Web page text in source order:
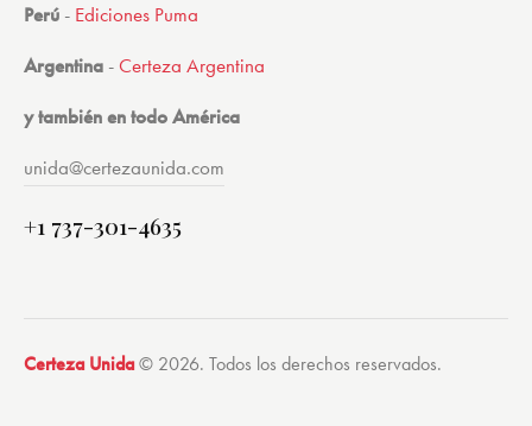
Perú - Ediciones Puma
Argentina -Certeza Argentina
y también en todo América
unida@certezaunida.com
+1 737-301-4635
Certeza Unida© 2026. Todos los derechos reservados.